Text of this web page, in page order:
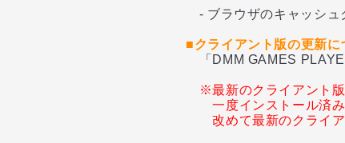
- ブラウザのキャッシュ
■クライアント版の更新に
「DMM GAMES
※最新のクライアント
一度インストール済
改めて最新のクライ